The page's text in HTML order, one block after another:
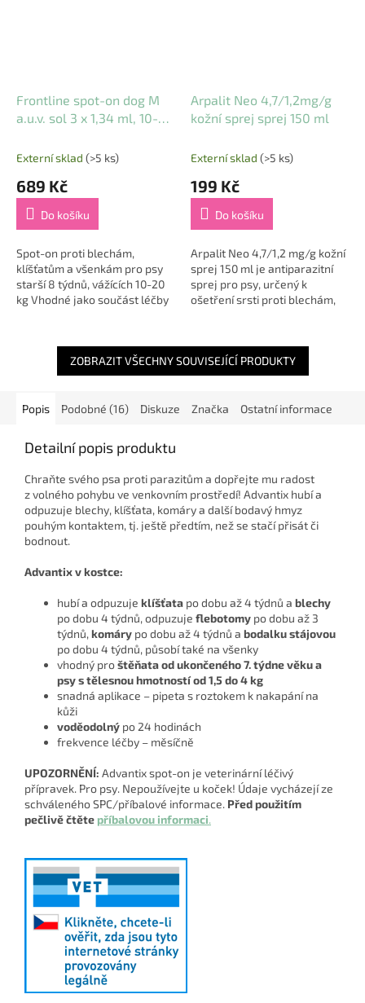
Frontline spot-on dog M
a.u.v. sol 3 x 1,34 ml, 10-
Externí sklad (>5 ks)
689 Kč
Do košíku
Spot-on proti blechám,
klíšťatům a všenkám pro psy
starší 8 týdnů, vážících 10-20
kg Vhodné jako součást léčby
Arpalit Neo 4,7/1,2mg/g
kožní sprej sprej 150 ml
Externí sklad (>5 ks)
199 Kč
Do košíku
Arpalit Neo 4,7/1,2 mg/g kožní
sprej 150 ml je antiparazitní
sprej pro psy, určený k
ošetření srsti proti blechám,
Díky...
ZOBRAZIT VŠECHNY SOUVISEJÍCÍ PRODUKTY
Popis Podobné (16) Diskuze Značka Ostatní informace
Detailní popis produktu
Chraňte svého psa proti parazitům a dopřejte mu radost
z volného pohybu ve venkovním prostředí! Advantix hubí a
odpuzuje blechy, klíšťata, komáry a další bodavý hmyz
pouhým kontaktem, tj. ještě předtím, než se stačí přisát či
bodnout.
Advantix v kostce:
hubí a odpuzuje klíšťata po dobu až 4 týdnů a blechy
po dobu 4 týdnů, odpuzuje flebotomy po dobu až 3
týdnů, komáry po dobu až 4 týdnů a bodalku stájovou
po dobu 4 týdnů, působí také na všenky
vhodný proštěňata od ukončeného 7. týdne věku a
psy s tělesnou hmotností od 1,5 do 4 kg
snadná aplikace – pipeta s roztokem k nakapání na
kůži
voděodolný po 24 hodinách
frekvence léčby – měsíčně
UPOZORNĚNÍ: Advantix spot-on je veterinární léčivý
přípravek. Pro psy. Nepoužívejte u koček! Údaje vycházejí ze
schváleného SPC/příbalové informace. Před použitím
pečlivě čtěte příbalovou informaci.